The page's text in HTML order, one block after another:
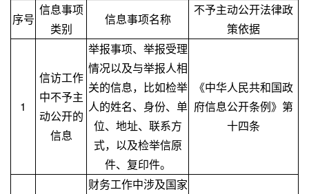
序号
信息事项
类别
信息事项名称
不予主动公开法律政
策依据
1
信访工作
中不予主
动公开的
信息
举报事项、举报受理
情况以及与举报人相
关的信息，比如检举
人的姓名、身份、单
位、地址、联系方
式，以及检举信原
件、复印件。
《中华人民共和国政
府信息公开条例》第
十四条
财务工作中涉及国家